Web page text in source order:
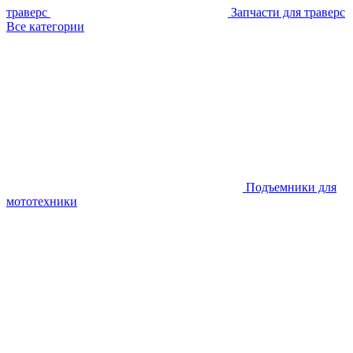
траверс
Запчасти для траверс
Все категории
Подъемники для
мототехники